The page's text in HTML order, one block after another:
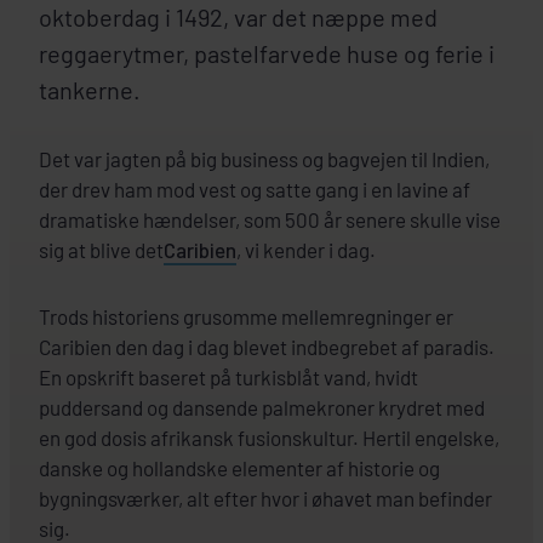
oktoberdag i 1492, var det næppe med
reggaerytmer, pastelfarvede huse og ferie i
tankerne.
Det var jagten på big business og bagvejen til Indien,
der drev ham mod vest og satte gang i en lavine af
dramatiske hændelser, som 500 år senere skulle vise
sig at blive detCaribien, vi kender i dag.
Trods historiens grusomme mellemregninger er
Caribien den dag i dag blevet indbegrebet af paradis.
En opskrift baseret på turkisblåt vand, hvidt
puddersand og dansende palmekroner krydret med
en god dosis afrikansk fusionskultur. Hertil engelske,
danske og hollandske elementer af historie og
bygningsværker, alt efter hvor i øhavet man befinder
sig.